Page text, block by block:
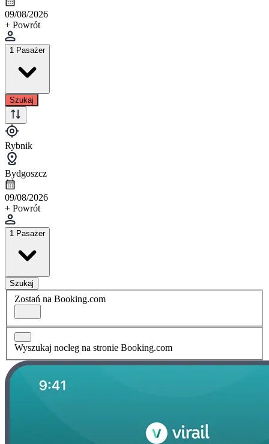
09/08/2026
+ Powrót
1 Pasażer
Szukaj
Rybnik
Bydgoszcz
09/08/2026
+ Powrót
1 Pasażer
Szukaj
Zostań na Booking.com
Wyszukaj nocleg na stronie Booking.com